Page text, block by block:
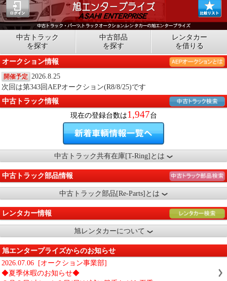
中古トラック
を探す
中古部品
を探す
レンタカー
を借りる
オークション情報
開催予定
2026.8.25
次回は第343回AEPオークション(R8/8/25)です
中古トラック情報
現在の登録台数は1,947台
中古トラック共有在庫[T-Ring]とは
中古トラック部品情報
中古トラック部品[Re-Parts]とは
レンタカー情報
旭レンタカーについて
旭エンタープライズからのお知らせ
2026.07.06 [オークション事業部]
◆夏季休暇のお知らせ◆